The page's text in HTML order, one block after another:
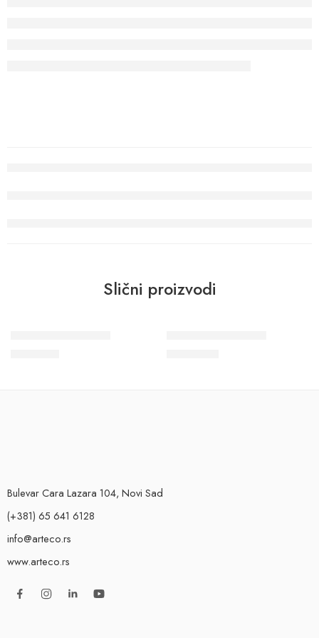
Slični proizvodi
Bulevar Cara Lazara 104, Novi Sad
(+381) 65 641 6128
info@arteco.rs
www.arteco.rs